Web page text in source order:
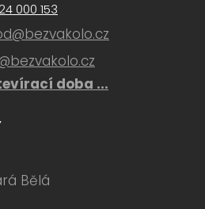
000 153
doba ...
Bělá